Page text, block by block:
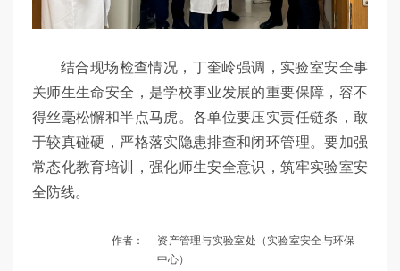
结合现场检查情况，丁奎岭强调，实验室安全事
关师生生命安全，是学校事业发展的重要保障，容不
得丝毫松懈和半点马虎。各单位要压实责任链条，敢
于较真碰硬，严格落实隐患排查和闭环管理。要加强
常态化教育培训，强化师生安全意识，筑牢实验室安
全防线。
作者：
资产管理与实验室处（实验室安全与环保
中心）